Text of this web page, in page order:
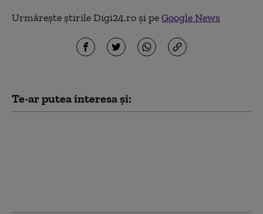
Urmărește știrile Digi24.ro și peGoogle News
Te-ar putea interesa și: